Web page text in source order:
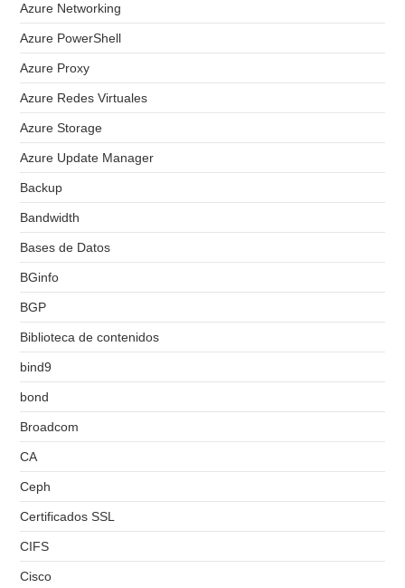
Azure Networking
Azure PowerShell
Azure Proxy
Azure Redes Virtuales
Azure Storage
Azure Update Manager
Backup
Bandwidth
Bases de Datos
BGinfo
BGP
Biblioteca de contenidos
bind9
bond
Broadcom
CA
Ceph
Certificados SSL
CIFS
Cisco